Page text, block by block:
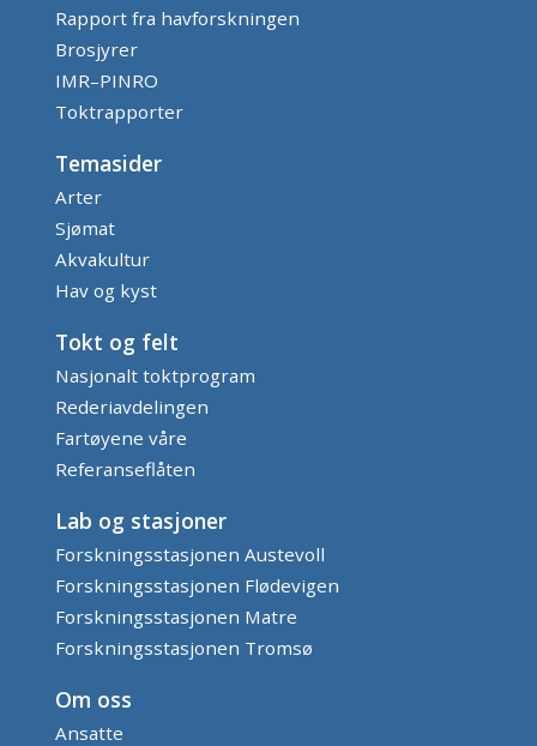
Rapport fra havforskningen
Brosjyrer
IMR–PINRO
Toktrapporter
Temasider
Arter
Sjømat
Akvakultur
Hav og kyst
Tokt og felt
Nasjonalt toktprogram
Rederiavdelingen
Fartøyene våre
Referanseflåten
Lab og stasjoner
Forskningsstasjonen Austevoll
Forskningsstasjonen Flødevigen
Forskningsstasjonen Matre
Forskningsstasjonen Tromsø
Om oss
Ansatte